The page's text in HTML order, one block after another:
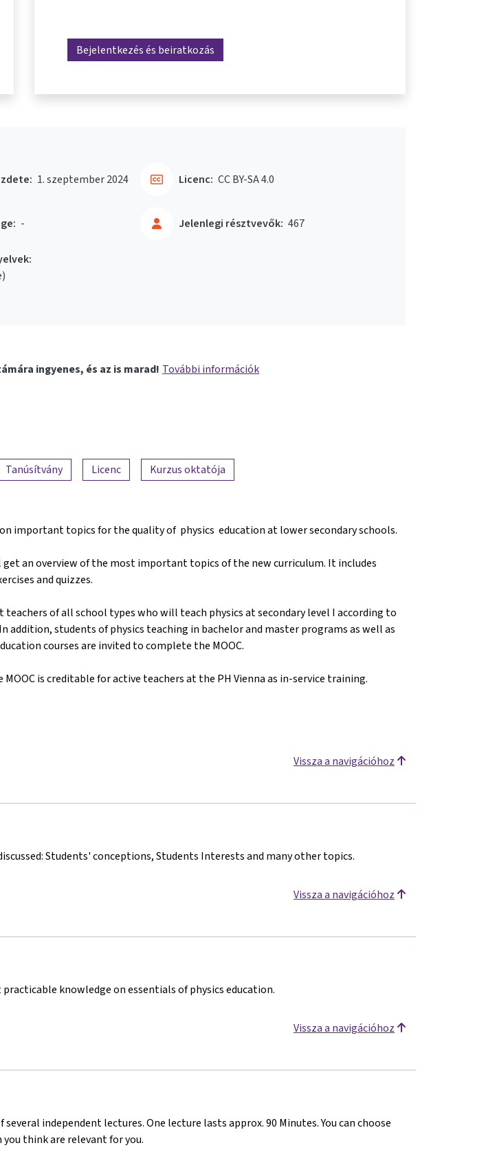
Bejelentkezés és beiratkozás
1. szeptember 2024
- Jelenlegi résztvevők: 467
Licenc: CC BY-SA 4.0
ingyenes, és az is marad! További információk
Tanúsítvány Licenc Kurzus oktatója
important topics for the quality of physics education at lower secondary schools.
an overview of the most important topics of the new curriculum. It includes
and quizzes.
teachers of all school types who will teach physics at secondary level I according to
addition, students of physics teaching in bachelor and master programs as well as
courses are invited to complete the MOOC.
is creditable for active teachers at the PH Vienna as in-service training.
Vissza a navigációhoz
Students' conceptions, Students Interests and many other topics.
Vissza a navigációhoz
knowledge on essentials of physics education.
Vissza a navigációhoz
several independent lectures. One lecture lasts approx. 90 Minutes. You can choose
think are relevant for you.